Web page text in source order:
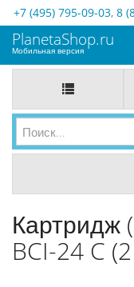
+7 (495) 795-09-03, 8
PlanetaShop.ru
Мобильная версия
Картридж
BCI-24 C